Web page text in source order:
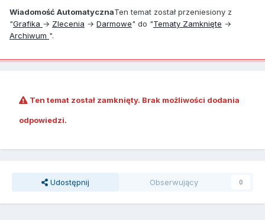
Wiadomość AutomatycznaTen temat został przeniesiony z
"Grafika → Zlecenia → Darmowe" do "Tematy Zamknięte →
Archiwum ".
Ten temat został zamknięty. Brak możliwości dodania
odpowiedzi.
Udostępnij Obserwujący 0